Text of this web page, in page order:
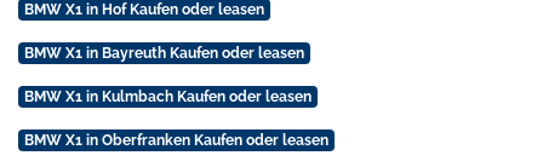
BMW X1 in Hof Kaufen oder leasen
BMW X1 in Bayreuth Kaufen oder leasen
BMW X1 in Kulmbach Kaufen oder leasen
BMW X1 in Oberfranken Kaufen oder leasen